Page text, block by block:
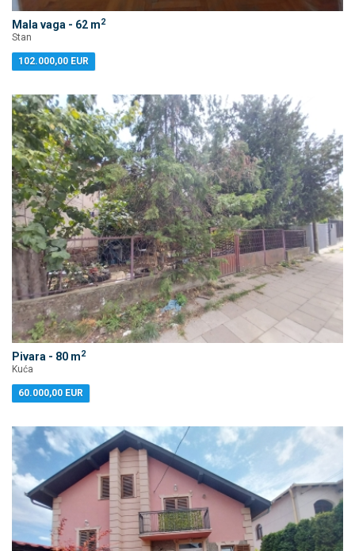
Mala vaga - 62 m2
Stan
102.000,00 EUR
Pivara - 80 m2
Kuća
60.000,00 EUR